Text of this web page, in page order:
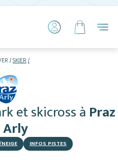
SKIER
et skicrossà Praz
INFOS PISTES